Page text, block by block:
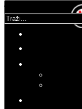
Traži...
Molimo ocijenite
Ponedjeljak,